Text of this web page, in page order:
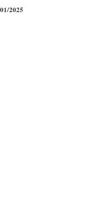
2025